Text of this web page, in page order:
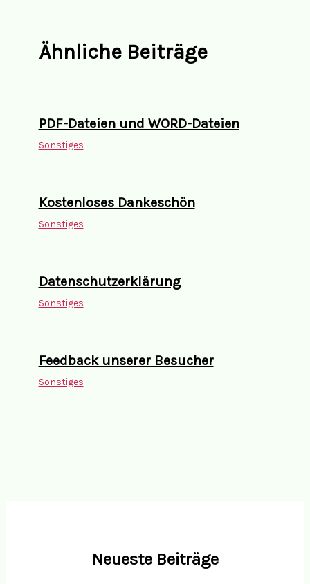
Ähnliche Beiträge
PDF-Dateien und WORD-Dateien
Sonstiges
Kostenloses Dankeschön
Sonstiges
Datenschutzerklärung
Sonstiges
Feedback unserer Besucher
Sonstiges
Neueste Beiträge